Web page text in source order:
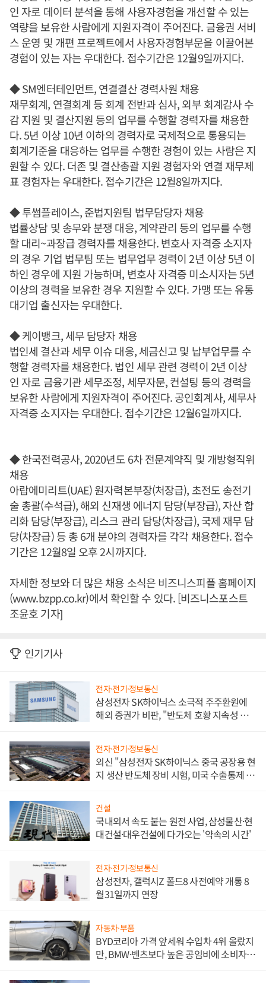
인 자로 데이터 분석을 통해 사용자경험을 개선할 수 있는
역량을 보유한 사람에게 지원자격이 주어진다. 금융권 서비
스 운영 및 개편 프로젝트에서 사용자경험부문을 이끌어본
경험이 있는 자는 우대한다. 접수기간은 12월9일까지다.
◆ SM엔터테인먼트, 연결결산 경력사원 채용
재무회계, 연결회계 등 회계 전반과 심사, 외부 회계감사 수
감 지원 및 결산지원 등의 업무를 수행할 경력자를 채용한
다. 5년 이상 10년 이하의 경력자로 국제적으로 통용되는
회계기준을 대응하는 업무를 수행한 경험이 있는 사람은 지
원할 수 있다. 더존 및 결산총괄 지원 경험자와 연결 재무제
표 경험자는 우대한다. 접수기간은 12월8일까지다.
◆ 투썸플레이스, 준법지원팀 법무담당자 채용
법률상담 및 송무와 분쟁 대응, 계약관리 등의 업무를 수행
할 대리~과장급 경력자를 채용한다. 변호사 자격증 소지자
의 경우 기업 법무팀 또는 법무업무 경력이 2년 이상 5년 이
하인 경우에 지원 가능하며, 변호사 자격증 미소시자는 5년
이상의 경력을 보유한 경우 지원할 수 있다. 가맹 또는 유통
대기업 출신자는 우대한다.
◆ 케이뱅크, 세무 담당자 채용
법인세 결산과 세무 이슈 대응, 세금신고 및 납부업무를 수
행할 경력자를 채용한다. 법인 세무 관련 경력이 2년 이상
인 자로 금융기관 세무조정, 세무자문, 컨설팅 등의 경력을
보유한 사람에게 지원자격이 주어진다. 공인회계사, 세무사
자격증 소지자는 우대한다. 접수기간은 12월6일까지다.
◆ 한국전력공사, 2020년도 6차 전문계약직 및 개방형직위
채용
아랍에미리트(UAE) 원자력본부장(처장급), 초전도 송전기
술 총괄(수석급), 해외 신재생 에너지 담당(부장급), 자산 합
리화 담당(부장급), 리스크 관리 담당(차장급), 국제 재무 담
당(차장급) 등 총 6개 분야의 경력자를 각각 채용한다. 접수
기간은 12월8일 오후 2시까지다.
자세한 정보와 더 많은 채용 소식은 비즈니스피플 홈페이지
(www.bzpp.co.kr)에서 확인할 수 있다. [비즈니스포스트
조윤호 기자]
인기기사
전자·전기·정보통신
삼성전자 SK하이닉스 소극적 주주환원에
해외 증권가 비판, "반도체 호황 지속성 의
전자·전기·정보통신
외신 "삼성전자 SK하이닉스 중국 공장용 현
지 생산 반도체 장비 시험, 미국 수출통제 대
건설
국내외서 속도 붙는 원전 사업, 삼성물산·현
대건설·대우건설에 다가오는 '약속의 시간'
전자·전기·정보통신
삼성전자, 갤럭시Z 폴드8 사전예약 개통 8
월31일까지 연장
자동차·부품
BYD코리아 가격 앞세워 수입차 4위 올랐지
만, BMW·벤츠보다 높은 공임비에 소비자